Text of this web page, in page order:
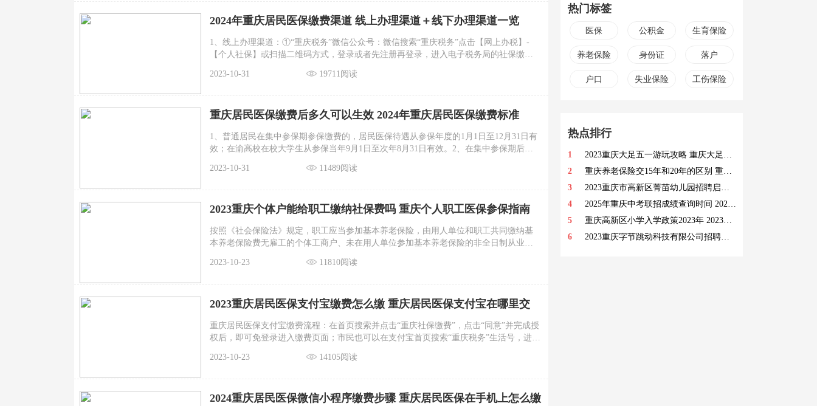
2024年重庆居民医保缴费渠道 线上办理渠道＋线下办理渠道一览
1、线上办理渠道：①“重庆税务”微信公众号：微信搜索“重庆税务”点击【网上办税】-
【个人社保】或扫描二维码方式，登录或者先注册再登录，进入电子税务局的社保缴费
本人或他人进行缴费；也可使用“社保缴费”其他功能。
2023-10-31 19711阅读
重庆居民医保缴费后多久可以生效 2024年重庆居民医保缴费标准
1、普通居民在集中参保期参保缴费的，居民医保待遇从参保年度的1月1日至12月31日有
效；在渝高校在校大学生从参保当年9月1日至次年8月31日有效。2、在集中参保期后中
日有效；从3月起中途参保的人员，居民医保待遇从缴费的90日后至当年的12月31日有
2023-10-31 11489阅读
2023重庆个体户能给职工缴纳社保费吗 重庆个人职工医保参保指南
按照《社会保险法》规定，职工应当参加基本养老保险，由用人单位和职工共同缴纳基
本养老保险费无雇工的个体工商户、未在用人单位参加基本养老保险的非全日制从业人
2023-10-23
11810阅读
2023重庆居民医保支付宝缴费怎么缴 重庆居民医保支付宝在哪里交
重庆居民医保支付宝缴费流程：在首页搜索并点击“重庆社保缴费”，点击“同意”并完成授
权后，即可免登录进入缴费页面；市民也可以在支付宝首页搜索“重庆税务”生活号，进入
支付宝，扫一扫下方“社保缴费”二维码，直接登录进入缴费页面。
2023-10-23 14105阅读
2024重庆居民医保微信小程序缴费步骤 重庆居民医保在手机上怎么缴
热门标签
医保 公积金 生育保险
养老保险 身份证 落户
户口 失业保险 工伤保险
热点排行
1
2023重庆大足五一游玩攻略 重庆大足旅游必去景点
2
重庆养老保险交15年和20年的区别 重庆养老保险交15年和20年有哪些区别
3
2023重庆市高新区菁苗幼儿园招聘启事 招聘岗位及职位要求一览
4
2025年重庆中考联招成绩查询时间 2025年重庆中考联招成绩查询入口
5
重庆高新区小学入学政策2023年 2023重庆高新区小学入学政策
6
2023重庆字节跳动科技有限公司招聘岗位 职位描述及要求一览